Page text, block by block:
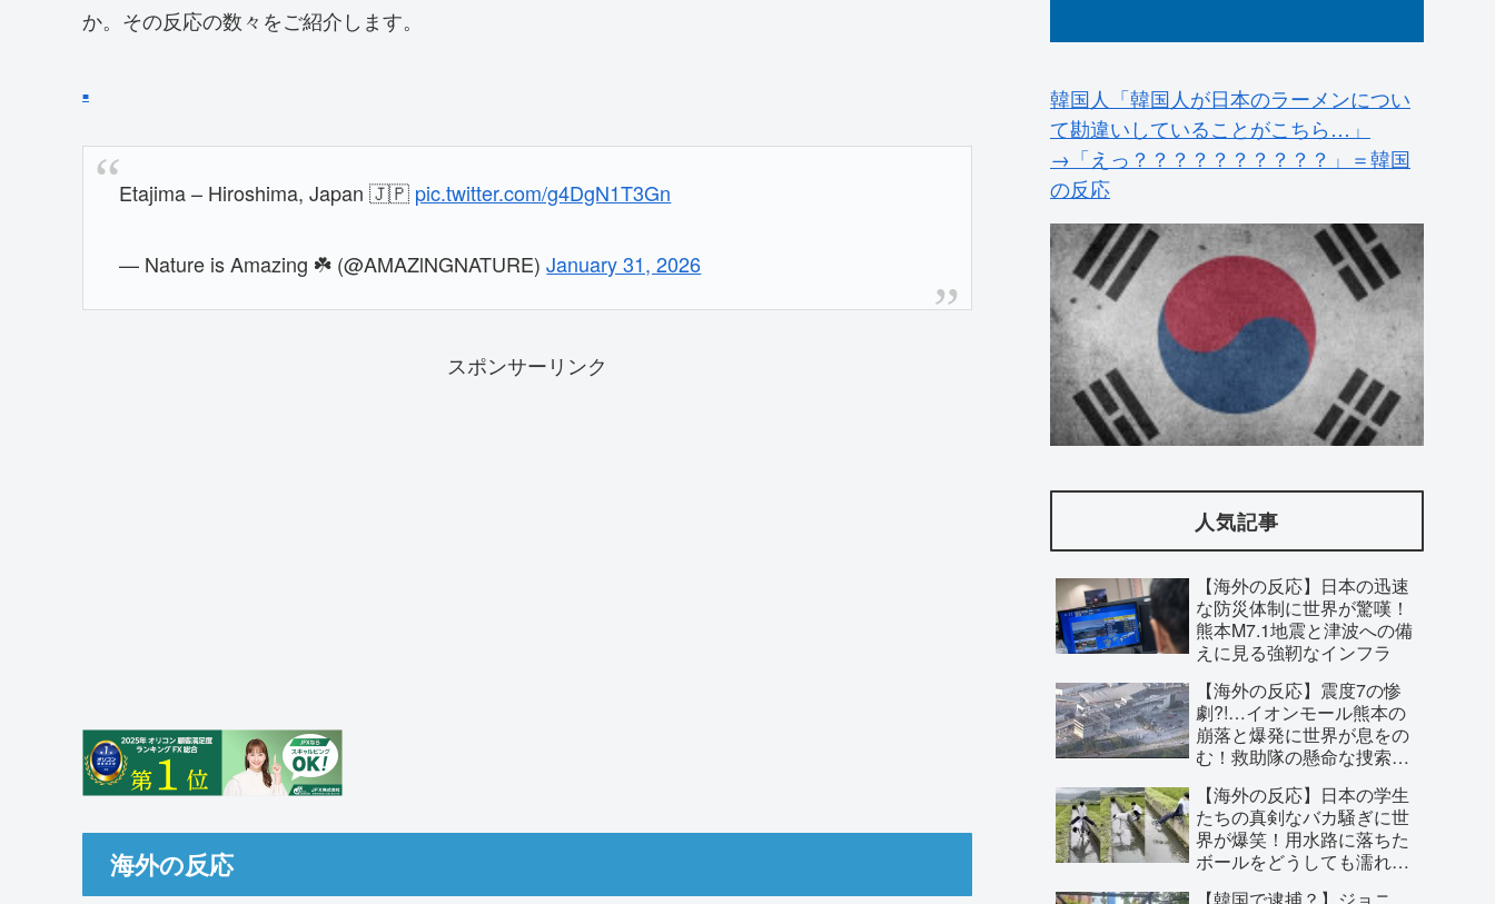
か。その反応の数々をご紹介します。
■
Etajima – Hiroshima, Japan 🇯🇵 pic.twitter.com/g4DgN1T3Gn
— Nature is Amazing ☘️ (@AMAZlNGNATURE)January 31, 2026
スポンサーリンク
海外の反応
韓国人「韓国人が日本のラーメンについ
て勘違いしていることがこちら…」
→「えっ？？？？？？？？？？」＝韓国
の反応
海外「この日本アニメはマジでぶっ飛ん
でる！ｗ」外国人が予測不可能でぶっ飛
んでると評価した日本アニメと
は・・・？ 海外の反応
人気記事
【海外の反応】日本の迅速
な防災体制に世界が驚嘆！
熊本M7.1地震と津波への備
えに見る強靭なインフラ
【海外の反応】震度7の惨
劇?!…イオンモール熊本の
崩落と爆発に世界が息をの
む！救助隊の懸命な捜索に
寄せられた祈り
【海外の反応】日本の学生
たちの真剣なバカ騒ぎに世
界が爆笑！用水路に落ちた
ボールをどうしても濡れず